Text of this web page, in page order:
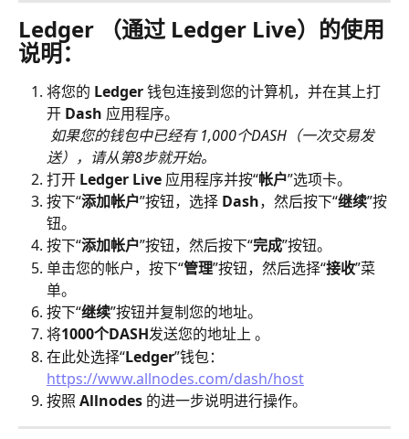
Ledger （通过 Ledger Live）的使用
说明：
将您的 Ledger 钱包连接到您的计算机，并在其上打
开 Dash 应用程序。
如果您的钱包中已经有 1,000个DASH（一次交易发
送），请从第8步就开始。
打开 Ledger Live 应用程序并按“帐户”选项卡。
按下“添加帐户”按钮，选择 Dash，然后按下“继续”按
钮。
按下“添加帐户”按钮，然后按下“完成”按钮。
单击您的帐户，按下“管理”按钮，然后选择“接收”菜
单。
按下“继续”按钮并复制您的地址。
将1000个DASH发送您的地址上 。
在此处选择“Ledger”钱包：
https://www.allnodes.com/dash/host
按照 Allnodes 的进一步说明进行操作。